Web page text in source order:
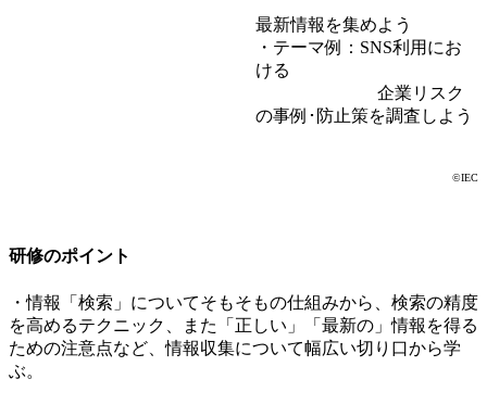
最新情報を集めよう
・テーマ例：SNS利用にお
ける
企業リスク
の事例･防止策を調査しよう
©IEC
研修のポイント
・情報「検索」についてそもそもの仕組みから、検索の精度
を高めるテクニック、また「正しい」「最新の」情報を得る
ための注意点など、情報収集について幅広い切り口から学
ぶ。